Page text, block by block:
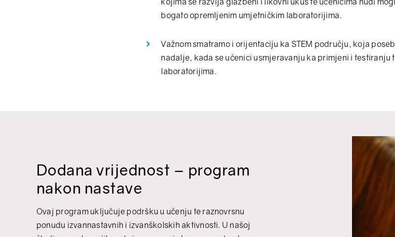
bogato opremljenim umjetničkim laboratorijima.
Važnom smatramo i orijentaciju ka STEM području, koja
nadalje, kada se učenici usmjeravanju ka primjeni i testiranju
laboratorijima.
Dodana vrijednost – program
nakon nastave
Ovaj program uključuje podršku u učenju te raznovrsnu
ponudu izvannastavnih i izvanškolskih aktivnosti. U našoj